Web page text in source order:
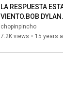
LA RESPUESTA
VIENTO.BOB DYLAN.
M.M.#1.wmv
chopinpincho
7.2K views • 15 years